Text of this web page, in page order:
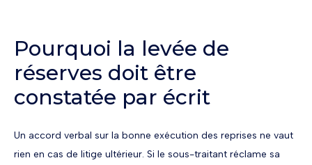
Pourquoi la levée de
réserves doit être
constatée par écrit
Un accord verbal sur la bonne exécution des reprises ne vaut
rien en cas de litige ultérieur. Si le sous-traitant réclame sa